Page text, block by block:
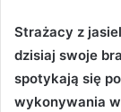
Strażacy z
dzisiaj swoje
spotykają się
wykonywania